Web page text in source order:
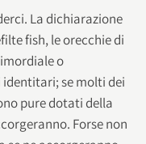
La dichiarazione
fish, le orecchie di
o
identitari; se molti dei
pure dotati della
Forse non